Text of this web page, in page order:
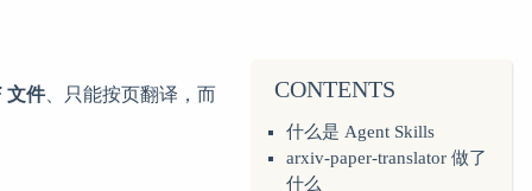
CONTENTS
什么是 Agent Skills
arxiv-paper-translator 做了
什么
文件、只能按页翻译，而